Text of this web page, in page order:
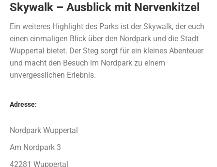
Skywalk – Ausblick mit Nervenkitzel
Ein weiteres Highlight des Parks ist der Skywalk, der euch
einen einmaligen Blick über den Nordpark und die Stadt
Wuppertal bietet. Der Steg sorgt für ein kleines Abenteuer
und macht den Besuch im Nordpark zu einem
unvergesslichen Erlebnis.
Adresse:
Nordpark Wuppertal
Am Nordpark 3
42281 Wuppertal